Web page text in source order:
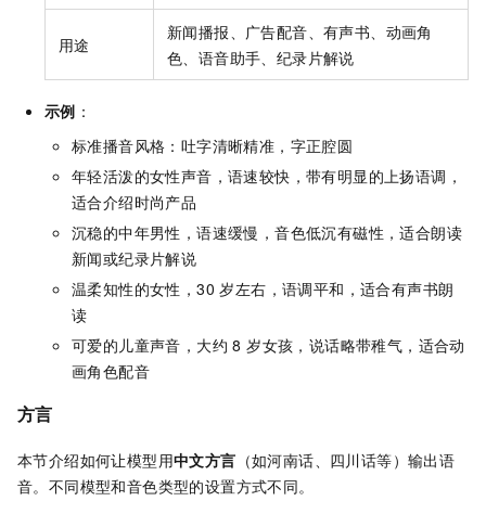
用途
新闻播报、广告配音、有声书、动画角
色、语音助手、纪录片解说
示例 ：
标准播音风格：吐字清晰精准，字正腔圆
年轻活泼的女性声音，语速较快，带有明显的上扬语调，
适合介绍时尚产品
沉稳的中年男性，语速缓慢，音色低沉有磁性，适合朗读
新闻或纪录片解说
温柔知性的女性，30 岁左右，语调平和，适合有声书朗
读
可爱的儿童声音，大约 8 岁女孩，说话略带稚气，适合动
画角色配音
方言
本节介绍如何让模型用中文方言 （如河南话、四川话等）输出语
音。不同模型和音色类型的设置方式不同。